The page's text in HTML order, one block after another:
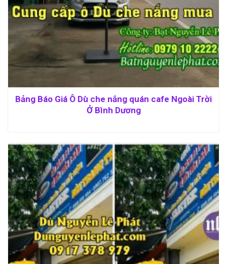
Bảng Báo Giá Ô Dù che nắng quán cafe Ngoài Trời
Ở Bình Dương